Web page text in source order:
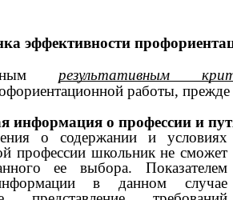
эффективности
результативным
работы, прежде
информация о профессии и
о содержании и условиях
профессии школьник не сможет
ее выбора. Показателем
в данном случае